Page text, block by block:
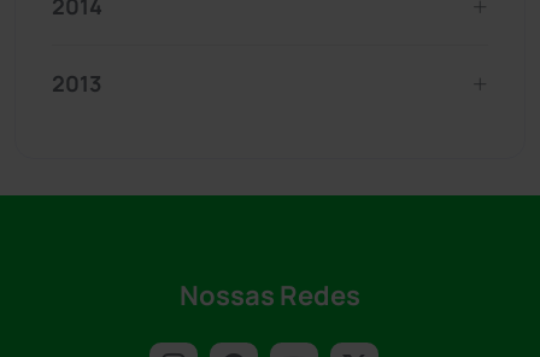
2014
2013
Nossas Redes